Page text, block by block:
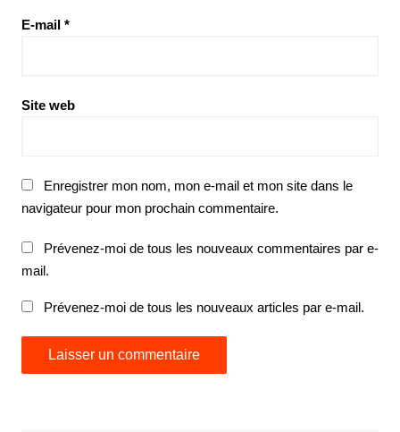
E-mail *
Site web
Enregistrer mon nom, mon e-mail et mon site dans le
navigateur pour mon prochain commentaire.
Prévenez-moi de tous les nouveaux commentaires par e-
mail.
Prévenez-moi de tous les nouveaux articles par e-mail.